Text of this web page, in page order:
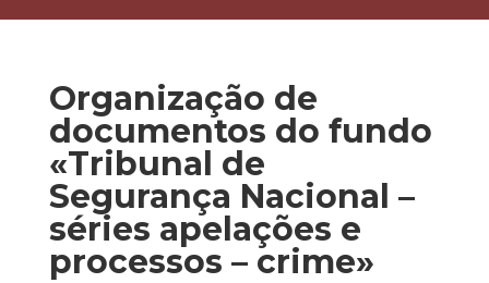
Organização de
documentos do fundo
«Tribunal de
Segurança Nacional –
séries apelações e
processos – crime»